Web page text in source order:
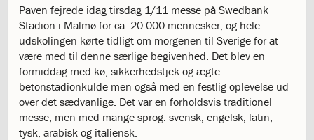
Jeanne
d’Arc
1.17:
Markering
af
katastrofen
på
Institut
Jeanne
d’Arc
Paven fejrede idag tirsdag 1/11 messe på Swedbank
Stadion i Malmø for ca. 20.000 mennesker, og hele
udskolingen kørte tidligt om morgenen til Sverige for at
være med til denne særlige begivenhed. Det blev en
formiddag med kø, sikkerhedstjek og ægte
betonstadionkulde men også med en festlig oplevelse ud
over det sædvanlige. Det var en forholdsvis traditionel
messe, men med mange sprog: svensk, engelsk, latin,
tysk, arabisk og italiensk.